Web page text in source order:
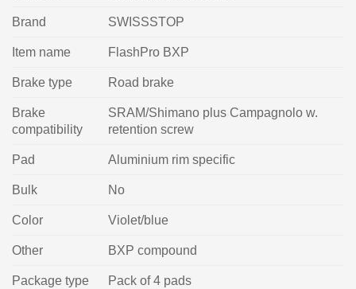
Brand SWISSSTOP
Item name FlashPro BXP
Brake type Road brake
Brake
compatibility
SRAM/Shimano plus Campagnolo w.
retention screw
Pad Aluminium rim specific
Bulk No
Color Violet/blue
Other BXP compound
Package type Pack of 4 pads